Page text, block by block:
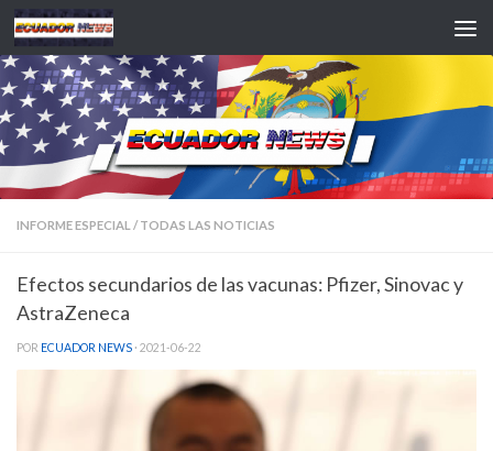
Saltar al contenido
INFORME ESPECIAL / TODAS LAS NOTICIAS
Efectos secundarios de las vacunas: Pfizer, Sinovac y
AstraZeneca
POR ECUADOR NEWS · 2021-06-22